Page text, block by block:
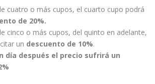
cuatro o más cupos, el cuarto cupo podrá
de 20%.
cinco o más cupos, del quinto en adelante,
un descuento de 10%.
día después el precio sufrirá un